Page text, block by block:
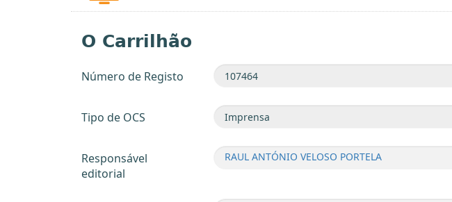
O Carrilhão
Número de Registo
Tipo de OCS
Responsável
editorial
RAUL ANTÓNIO VELOSO PORTELA